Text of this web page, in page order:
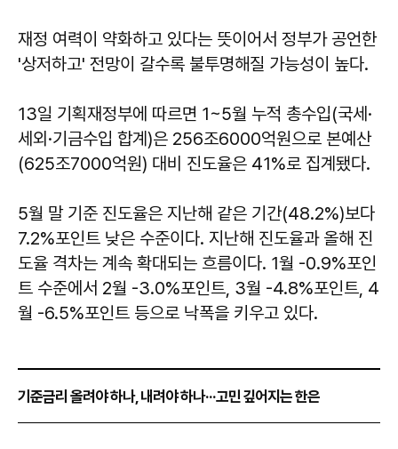
재정 여력이 약화하고 있다는 뜻이어서 정부가 공언한
'상저하고' 전망이 갈수록 불투명해질 가능성이 높다.
13일 기획재정부에 따르면 1~5월 누적 총수입(국세·
세외·기금수입 합계)은 256조6000억원으로 본예산
(625조7000억원) 대비 진도율은 41%로 집계됐다.
5월 말 기준 진도율은 지난해 같은 기간(48.2%)보다
7.2%포인트 낮은 수준이다. 지난해 진도율과 올해 진
도율 격차는 계속 확대되는 흐름이다. 1월 -0.9%포인
트 수준에서 2월 -3.0%포인트, 3월 -4.8%포인트, 4
월 -6.5%포인트 등으로 낙폭을 키우고 있다.
기준금리 올려야 하나, 내려야 하나···고민 깊어지는 한은